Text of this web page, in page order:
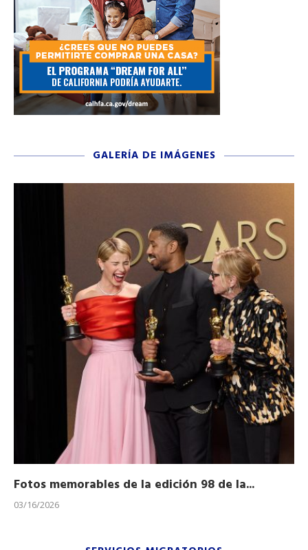
GALERÍA DE IMÁGENES
Fotos memorables de la edición 98 de la...
03/16/2026